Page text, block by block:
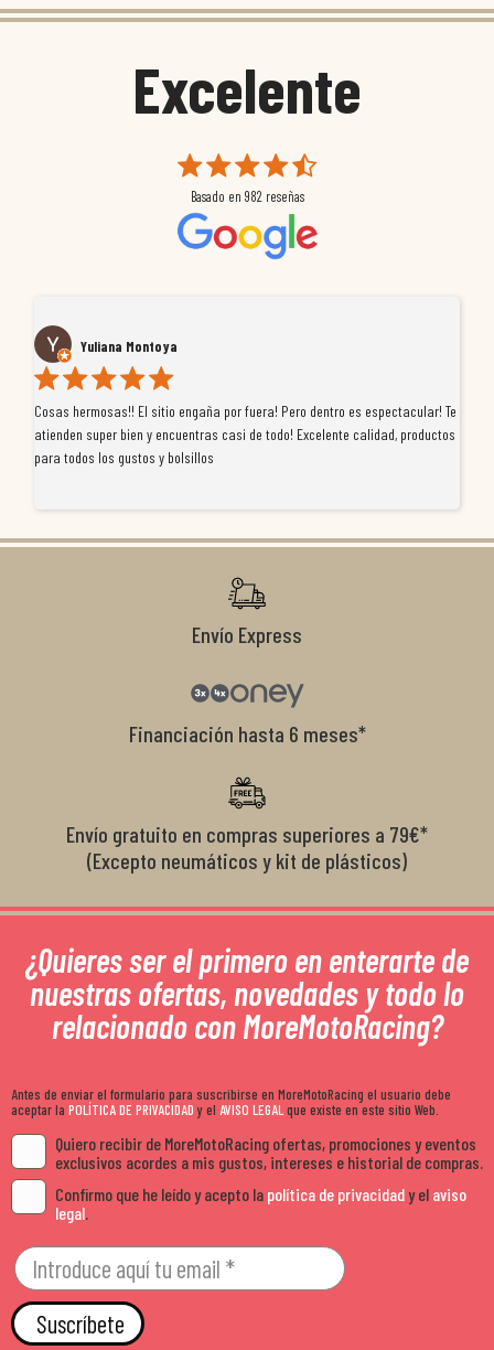
Excelente
Basado en 982 reseñas
Yuliana Montoya
Cosas hermosas!! El sitio engaña por fuera! Pero dentro es espectacular! Te
atienden super bien y encuentras casi de todo! Excelente calidad, productos
para todos los gustos y bolsillos
Envío Express
Financiación hasta 6 meses*
Envío gratuito en compras superiores a 79€*
(Excepto neumáticos y kit de plásticos)
¿Quieres ser el primero en enterarte de
nuestras ofertas, novedades y todo lo
relacionado con MoreMotoRacing?
Antes de enviar el formulario para suscribirse en MoreMotoRacing el usuario debe
aceptar la POLÍTICA DE PRIVACIDADy el AVISO LEGALque existe en este sitio Web.
Quiero recibir de MoreMotoRacing ofertas, promociones y eventos
exclusivos acordes a mis gustos, intereses e historial de compras.
Confirmo que he leído y acepto la política de privacidady el aviso
legal.
Suscríbete